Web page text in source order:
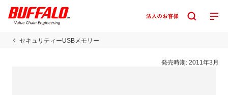
セキュリティーUSBメモリー
発売時期:2011年3月